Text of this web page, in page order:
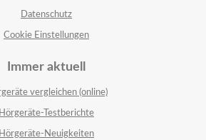
Datenschutz
Cookie Einstellungen
Immer aktuell
vergleichen (online)
Hörgeräte-Testberichte
Hörgeräte-Neuigkeiten